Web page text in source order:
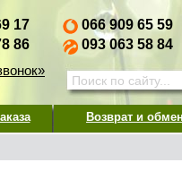
17
86
066 909 65 59
093 063 58 84
Возврат и обмен